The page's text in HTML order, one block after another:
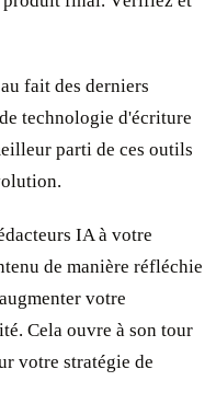
fait des derniers
technologie d'écriture
parti de ces outils
IA à votre
de manière réfléchie
votre
Cela ouvre à son tour
votre stratégie de